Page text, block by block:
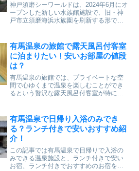
神戸須磨シーワールドは、2024年6月にオ
ープンした新しい水族館施設で、旧・神
戸市立須磨海浜水族園を刷新する形で誕
や展示内容、コンセプトが大きく進化し
ています。旧「神戸...
有馬温泉の旅館で露天風呂付客室
に泊まりたい！安いお部屋の値段
は？
有馬温泉の旅館では、プライベートな空
間で心ゆくまで温泉を楽しむことができ
るという贅沢な露天風呂付客室が特に人
いです。「有馬温泉」おすすめホテル３
選有馬温泉 有馬ロイヤル...
有馬温泉で日帰り入浴のみでき
る？ランチ付きで安いおすすめ紹
介！
この記事では有馬温泉で日帰りで入浴の
みできる温泉施設と、ランチ付きで安い
お宿、ランチ付きでおすすめのお宿を紹